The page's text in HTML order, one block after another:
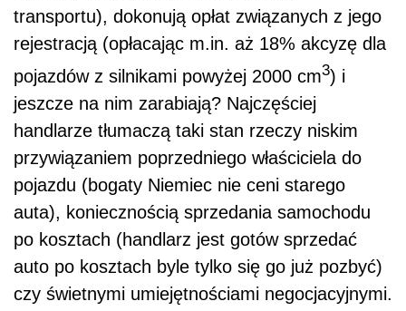
transportu), dokonują opłat związanych z jego
rejestracją (opłacając m.in. aż 18% akcyzę dla
pojazdów z silnikami powyżej 2000 cm3) i
jeszcze na nim zarabiają? Najczęściej
handlarze tłumaczą taki stan rzeczy niskim
przywiązaniem poprzedniego właściciela do
pojazdu (bogaty Niemiec nie ceni starego
auta), koniecznością sprzedania samochodu
po kosztach (handlarz jest gotów sprzedać
auto po kosztach byle tylko się go już pozbyć)
czy świetnymi umiejętnościami negocjacyjnymi.